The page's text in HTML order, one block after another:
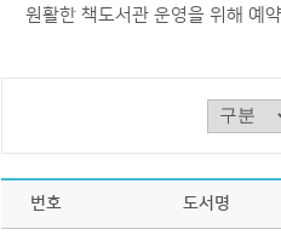
원활한 책도서관 운영을 위해 예
번호 도서명